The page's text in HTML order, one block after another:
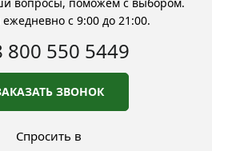
ежедневно с 9:00 до 21:00.
800 550 5449
ЗВОНОК
Спросить в